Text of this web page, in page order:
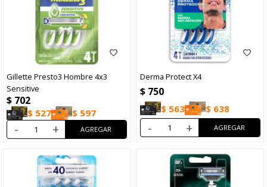
Gillette Presto3 Hombre 4x3
Sensitive
$ 702
$ 527 $ 597
- +
Derma Protect X4
$ 750
$ 563 $ 638
- +